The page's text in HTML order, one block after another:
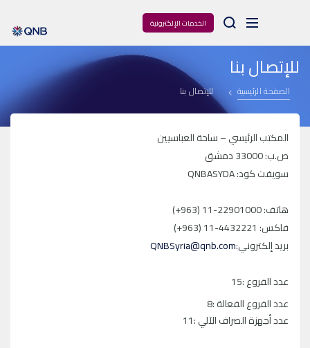
الخدمات الإلكترونية Arama
للإتصال بنا
الصفحة الرئيسية للإتصال بنا
المكتب الرئيسي – ساحة العباسيين
ص.ب: 33000 دمشق
سويفت كود: QNBASYDA
هاتف: 22901000-11 (963+)
فاكس: 4432221-11 (963+)
بريد إلكتروني:QNBSyria@qnb.com
عدد الفروع :15
عدد الفروع الفعالة :8
عدد أجهزة الصراف الآلي :11